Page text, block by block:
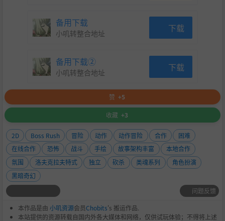
备用下载
小叽转整合地址 下载
备用下载②
小叽转整合地址 下载
赞 +5
收藏 +3
2D Boss Rush 冒险 动作 动作冒险 合作
困难
在线合作
恐怖 战斗 手绘 故事架构丰富
本地合作
氛围
洛夫克拉夫特式 独立 砍杀 类魂系列
角色扮演
黑暗奇幻
问题反馈
本作品是由 小叽资源会员Chobits's 搬运作品.
本站提供的资源转载自国内外各大媒体和网络，仅供试玩体验；不得将上述